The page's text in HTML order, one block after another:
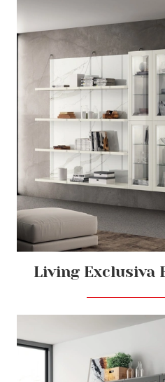
Living Exclusiva